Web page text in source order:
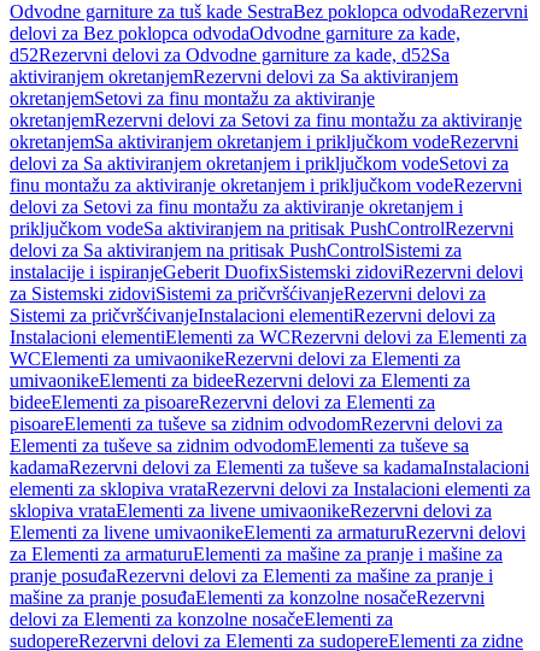
Odvodne garniture za tuš kade SestraBez poklopca odvodaRezervni
delovi za Bez poklopca odvodaOdvodne garniture za kade,
d52Rezervni delovi za Odvodne garniture za kade, d52Sa
aktiviranjem okretanjemRezervni delovi za Sa aktiviranjem
okretanjemSetovi za finu montažu za aktiviranje
okretanjemRezervni delovi za Setovi za finu montažu za aktiviranje
okretanjemSa aktiviranjem okretanjem i priključkom vodeRezervni
delovi za Sa aktiviranjem okretanjem i priključkom vodeSetovi za
finu montažu za aktiviranje okretanjem i priključkom vodeRezervni
delovi za Setovi za finu montažu za aktiviranje okretanjem i
priključkom vodeSa aktiviranjem na pritisak PushControlRezervni
delovi za Sa aktiviranjem na pritisak PushControlSistemi za
instalacije i ispiranjeGeberit DuofixSistemski zidoviRezervni delovi
za Sistemski zidoviSistemi za pričvršćivanjeRezervni delovi za
Sistemi za pričvršćivanjeInstalacioni elementiRezervni delovi za
Instalacioni elementiElementi za WCRezervni delovi za Elementi za
WCElementi za umivaonikeRezervni delovi za Elementi za
umivaonikeElementi za bideeRezervni delovi za Elementi za
bideeElementi za pisoareRezervni delovi za Elementi za
pisoareElementi za tuševe sa zidnim odvodomRezervni delovi za
Elementi za tuševe sa zidnim odvodomElementi za tuševe sa
kadamaRezervni delovi za Elementi za tuševe sa kadamaInstalacioni
elementi za sklopiva vrataRezervni delovi za Instalacioni elementi za
sklopiva vrataElementi za livene umivaonikeRezervni delovi za
Elementi za livene umivaonikeElementi za armaturuRezervni delovi
za Elementi za armaturuElementi za mašine za pranje i mašine za
pranje posuđaRezervni delovi za Elementi za mašine za pranje i
mašine za pranje posuđaElementi za konzolne nosačeRezervni
delovi za Elementi za konzolne nosačeElementi za
sudopereRezervni delovi za Elementi za sudopereElementi za zidne